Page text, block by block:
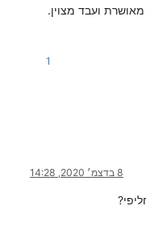
1
8 בדצמ׳ 2020, 14:28